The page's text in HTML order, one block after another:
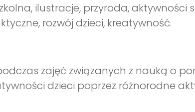
ilustracje, przyroda, aktywności
rozwój dzieci, kreatywność.
zajęć związanych z nauką o
dzieci poprzez różnorodne